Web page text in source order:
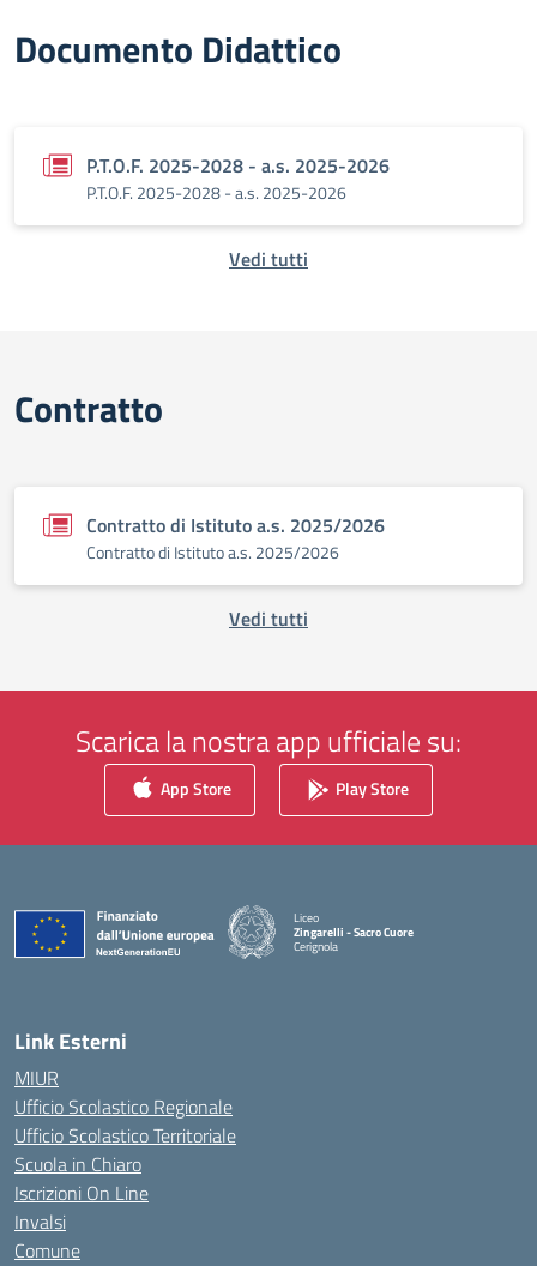
Documento Didattico
P.T.O.F. 2025-2028 - a.s. 2025-2026
P.T.O.F. 2025-2028 - a.s. 2025-2026
Vedi tutti
Contratto
Contratto di Istituto a.s. 2025/2026
Contratto di Istituto a.s. 2025/2026
Vedi tutti
Scarica la nostra app ufficiale su:
App Store Play Store
Liceo
Zingarelli - Sacro Cuore
Cerignola
— Visita la pagina iniziale della scuola
Link Esterni
MIUR
Ufficio Scolastico Regionale
Ufficio Scolastico Territoriale
Scuola in Chiaro
Iscrizioni On Line
Invalsi
Comune